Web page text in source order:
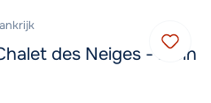
des Neiges - Plein